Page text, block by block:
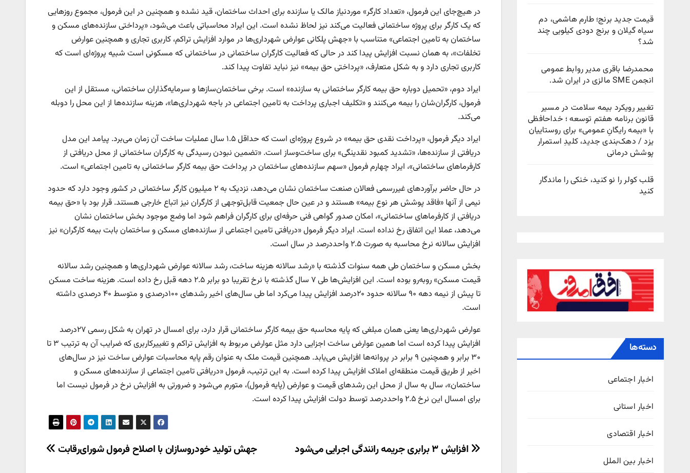
قیمت جدید برنج؛ طارم هاشمی، دم
سیاه گیلان و برنج دودی کیلویی چند
شد؟
محمدرضا باقری مدیر روابط عمومی
انجمن SME مالزی در ایران شد.
تغییر رویکرد بیمه سلامت در مسیر
قانون برنامه هفتم توسعه ؛ خداحافظی
با «بیمه رایگانِ عمومی» برای روستاییان
یزد / دهک‌بندی جدید، کلیدِ استمرار
پوشش درمانی
قلب کولر را نو کنید، خنکی را ماندگار
کنید
دسته‌ها
اخبار اجتماعی
اخبار استانی
اخبار اقتصادی
اخبار بین الملل
در هیچ‌‌جای این فرمول، «تعداد کارگر» موردنیاز مالک یا سازنده برای احداث ساختمان، قید نشده و همچنین در این فرمول، مجموع روزهایی
که یک کارگر برای پروژه ساختمانی فعالیت می‌کند نیز لحاظ نشده است. این ایراد محاسباتی باعث می‌شود، «پرداختی سازنده‌‌های مسکن و
ساختمان به تامین اجتماعی» متناسب با «جهش پلکانی عوارض شهرداری‌‌ها در موارد افزایش تراکم، کاربری تجاری و همچنین عوارض
تخلفات»، به همان نسبت افزایش پیدا کند در حالی که فعالیت کارگران ساختمانی در ساختمانی که مسکونی است شبیه پروژه‌‌ای است که
کاربری تجاری دارد و به شکل متعارف، «پرداختی حق بیمه» نیز نباید تفاوت پیدا کند.
ایراد دوم، «تحمیل دو‌باره حق بیمه کارگر ساختمانی به سازنده‌‌» است. برخی ساختمان‌‌سازها و سرمایه‌گذاران ساختمانی، مستقل از این
فرمول، کارگران‌‌شان را بیمه می‌کنند و «تکلیف اجباری پرداخت به تامین اجتماعی در باجه شهرداری‌‌ها»، هزینه سازنده‌‌ها از این محل را دوبله
می‌کند.
ایراد دیگر فرمول، «پرداخت نقدی حق بیمه» در شروع پروژه‌‌ای است که حداقل ۱.۵ سال عملیات ساخت آن زمان می‌‌برد. پیامد این مدل
دریافتی از سازنده‌‌ها، «تشدید کمبود نقدینگی» برای ساخت‌وساز است. «تضمین نبودن رسیدگی به کارگران ساختمانی از محل دریافتی از
کارفرماهای ساختمانی»، ایراد چهارم فرمول «سهم سازنده‌‌های ساختمان در پرداخت حق بیمه کارگر ساختمانی به تامین اجتماعی» است.
در حال حاضر برآوردهای غیررسمی فعالان صنعت ساختمان نشان می‌دهد، نزدیک به ۲ میلیون کارگر ساختمانی در کشور وجود دارد که حدود
نیمی از آنها «فاقد پوشش هر نوع بیمه» هستند و در عین حال جمعیت قابل‌توجهی از کارگران نیز اتباع خارجی هستند. قرار بود با «حق بیمه
دریافتی از کارفرماهای ساختمانی»، امکان صدور گواهی فنی حرفه‌‌ای برای کارگران فراهم شود اما وضع موجود بخش ساختمان نشان
می‌دهد، عملا این اتفاق رخ نداده است. ایراد دیگر فرمول «دریافتی تامین اجتماعی از سازنده‌‌های مسکن و ساختمان بابت بیمه کارگران» نیز
افزایش سالانه نرخ محاسبه به صورت ۲.۵ واحد‌درصد در سال است.
بخش مسکن و ساختمان طی همه سنوات گذشته با «رشد سالانه هزینه ساخت، رشد سالانه عوارض شهرداری‌‌ها و همچنین رشد سالانه
قیمت مسکن» روبه‌رو بوده است. این افزایش‌‌ها طی ۷ سال گذشته با نرخ تقریبا دو برابر ۲.۵ دهه قبل رخ داده است. هزینه ساخت مسکن
تا پیش از نیمه دهه ۹۰ سالانه حدود ۲۰‌درصد افزایش پیدا می‌‌کرد اما طی سال‌های اخیر رشد‌‌های ۱۰۰درصدی و متوسط ۴۰ درصدی داشته
است.
عوارض شهرداری‌‌ها یعنی همان مبلغی که پایه محاسبه حق بیمه کارگر ساختمانی قرار دارد، برای امسال در تهران به شکل رسمی ۲۷‌درصد
افزایش پیدا کرده است اما همین عوارض ساخت اجزایی دارد مثل عوارض مربوط به افزایش تراکم و تغییرکاربری که ضرایب آن به ترتیب ۳ تا
۳۰ برابر و همچنین ۹ برابر در پروانه‌‌ها افزایش می‌‌یابد. همچنین قیمت ملک به عنوان رقم پایه محاسبات عوارض ساخت نیز در سال‌های
اخیر از طریق قیمت منطقه‌‌ای املاک افزایش پیدا کرده است. به این ترتیب، فرمول «دریافتی تامین اجتماعی از سازنده‌‌های مسکن و
ساختمان»، سال به سال از محل این رشد‌‌های قیمت و عوارض (پایه فرمول)، متورم می‌شود و ضرورتی به افزایش نرخ در فرمول نیست اما
برای امسال این نرخ ۲.۵ واحد‌درصد توسط دولت افزایش پیدا کرده است.
راهبری
جهش تولید خودروسازان با اصلاح فرمول شورای‌رقابت افزایش ۳ برابری جریمه رانندگی اجرایی می‌شود